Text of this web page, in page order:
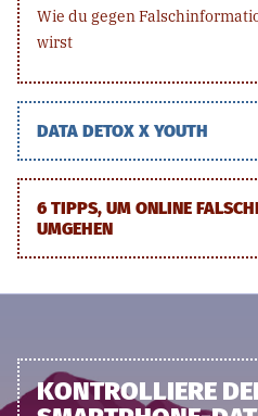
Wie du gegen
wirst
DATA DETOX X YOUTH
6 TIPPS, UM ONLINE
UMGEHEN
KONTROLLIERE